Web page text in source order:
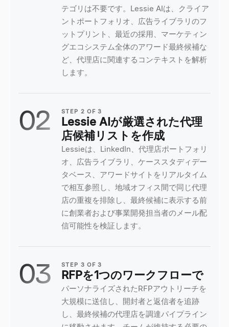
テゴリは不要です。Lessie AIは、クライア
ントポートフォリオ、広告ライブラリのフ
ットプリント、最近の採用、マーケティン
グエコシステム全体のアワード最終候補な
ど、代理店に関連するコンテキストを解析
します。
02 STEP 2 OF3
Lessie AIが厳選された代理
店候補リストを作成
Lessieは、LinkedIn、代理店ポートフォリ
オ、広告ライブラリ、ケーススタディデー
タベース、アワードサイトをリアルタイム
で相互参照し、地域オフィス間で同じ代理
店の重複を排除し、最終候補に表示する前
に創業者および事業開発担当者のメール配
信可能性を検証します。
03 STEP 3 OF3
RFPを1つのワークフローで
パーソナライズされたRFPアウトリーチを
大規模に送信し、開封者と返信者を追跡
し、最終候補の代理店を調達パイプライン